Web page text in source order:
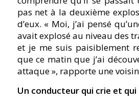
pas net à la deuxième
d’eux. « Moi, j’ai pensé
avait explosé au niveau des
et je me suis paisiblement
que ce matin que j’ai
attaque », rapporte une
Un conducteur qui crie et qui